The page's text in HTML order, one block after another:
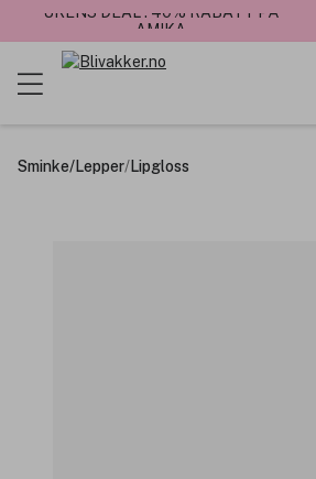
UKENS DEAL : 40% RABATT PÅ
AMIKA
Sminke/Lepper/Lipgloss